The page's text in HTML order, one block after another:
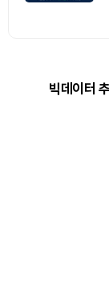
빅데이터